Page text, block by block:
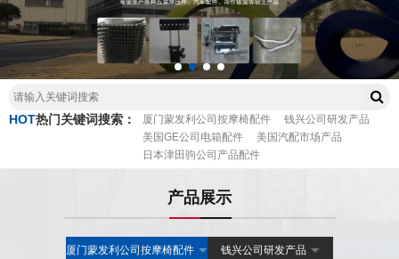
HOT热门关键词搜索： 厦门蒙发利公司按摩椅配件
钱兴公司研发产品
美国GE公司电箱配件
美国汽配市场产品
日本津田驹公司产品配件
产品展示
厦门蒙发利公司按摩椅配件 钱兴公司研发产品